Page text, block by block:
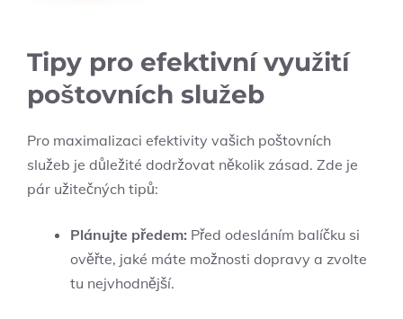
Tipy pro efektivní využití
poštovních služeb
Pro maximalizaci efektivity vašich poštovních
služeb je důležité dodržovat několik zásad. Zde je
pár užitečných tipů:
Plánujte předem: Před odesláním balíčku si
ověřte, jaké máte možnosti dopravy a zvolte
tu nejvhodnější.